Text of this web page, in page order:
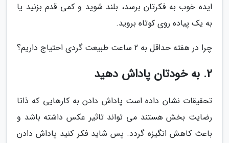
ایده خوب به فکرتان برسد، بلند شوید و کمی قدم بزنید یا
به یک پیاده روی کوتاه بروید.
چرا در هفته حداقل به 2 ساعت طبیعت گردی احتیاج داریم؟
2. به خودتان پاداش دهید
تحقیقات نشان داده است پاداش دادن به کارهایی که ذاتا
رضایت بخش هستند می تواند تاثیر عکس داشته باشد و
باعث کاهش انگیزه گردد. پس شاید فکر کنید پاداش دادن